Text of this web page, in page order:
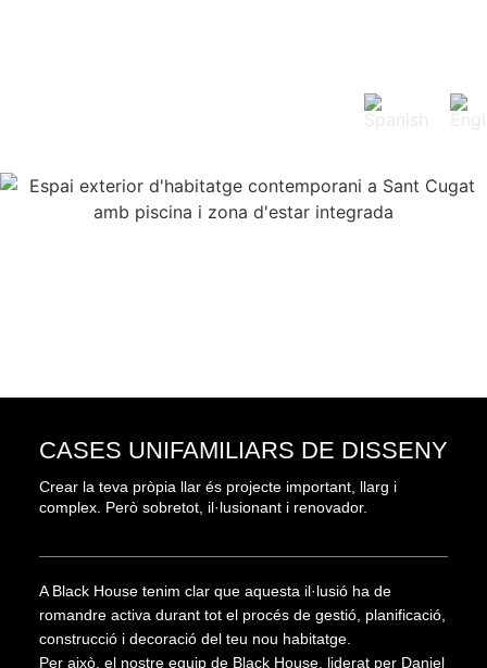
CASES UNIFAMILIARS DE DISSENY
Crear la teva pròpia llar és projecte important, llarg i
complex. Però sobretot, il·lusionant i renovador.
A Black House tenim clar que aquesta il·lusió ha de
romandre activa durant tot el procés de gestió, planificació,
construcció i decoració del teu nou habitatge.
Per això, el nostre equip de Black House, liderat per Daniel